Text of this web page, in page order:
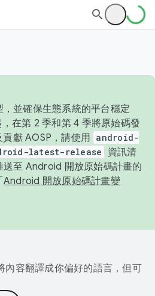
並確保生態系統的平台穩定
在第 2 季和第 4 季將原始碼發
獻 AOSP，請使用 android-
latest-release
資訊清
至 Android 開放原始碼計畫的
Android 開放原始碼計畫變
容翻譯成你偏好的語言，但可